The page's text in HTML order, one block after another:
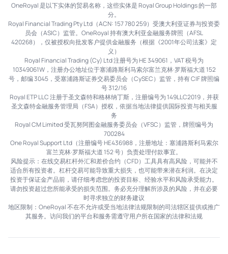
OneRoyal 是以下实体的贸易名称，这些实体是 Royal Group Holdings 的一部
分。
Royal Financial Trading Pty Ltd（ACN: 157 780 259）受澳大利亚证券与投资委
员会（ASIC）监管。OneRoyal 持有澳大利亚金融服务牌照（AFSL
420268），仅被授权向批发客户提供金融服务（根据《2001年公司法案》定
义）
Royal Financial Trading (Cy) Ltd 注册号为 HE 349061，VAT 税号为
10349061W，注册办公地址位于塞浦路斯利马索尔富兰克林·罗斯福大道 152
号，邮编 3045，受塞浦路斯证券交易委员会（CySEC）监管，持有 CIF 牌照编
号 312/16
Royal ETP LLC 注册于圣文森特和格林纳丁斯，注册编号为 149LLC2019，并获
圣文森特金融服务管理局（FSA）授权，依据当地法律提供国际投资与相关服
务
Royal CM Limited 受瓦努阿图金融服务委员会（VFSC）监管，牌照编号为
700284
One Royal Support Ltd（注册编号 HE436988，注册地址：塞浦路斯利马索尔
富兰克林·罗斯福大道 152 号）负责处理付款事宜。
风险提示：在线交易杠杆外汇和差价合约（CFD）工具具有高风险，可能并不
适合所有投资者。杠杆交易可能导致重大损失，也可能带来潜在利润。在决定
投资于保证金产品前，请仔细考虑您的投资目标、经验水平和风险承受能力。
请勿投资超过您所能承受的损失范围。务必充分理解所涉及的风险，并在必要
时寻求独立的财务建议
地区限制：OneRoyal 不在不允许或受当地法律法规限制的司法辖区提供或推广
其服务。访问我们的平台和服务需遵守用户所在国家的法律和法规